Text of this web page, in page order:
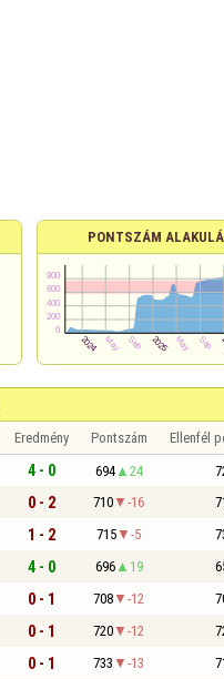
PONTSZÁM
Eredmény Pontszám Ellenfél
4 - 0 694 24
0 - 2 710 -16
1 - 2 715 -5
4 - 0 696 19
0 - 1 708 -12
0 - 1 720 -12
0 - 1 733 -13